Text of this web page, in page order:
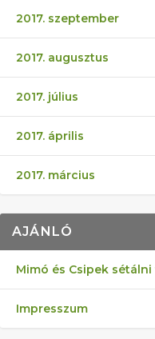
2017. szeptember
2017. augusztus
2017. július
2017. április
2017. március
AJÁNLÓ
Mimó és Csipek sétálni
Impresszum